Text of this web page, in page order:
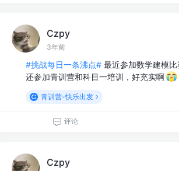
Czpy
3年前
#挑战每日一条沸点# 最近参加数学建模
还参加青训营和科目一培训，好充实啊
青训营-快乐出发
评论
Czpy